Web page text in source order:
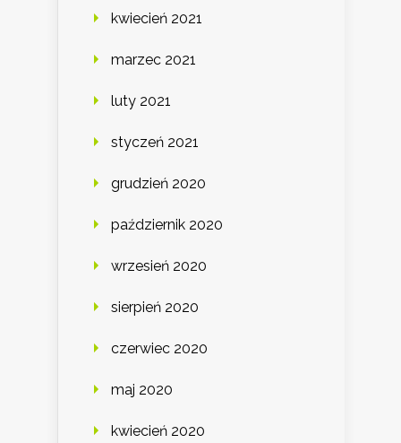
kwiecień 2021
marzec 2021
luty 2021
styczeń 2021
grudzień 2020
październik 2020
wrzesień 2020
sierpień 2020
czerwiec 2020
maj 2020
kwiecień 2020